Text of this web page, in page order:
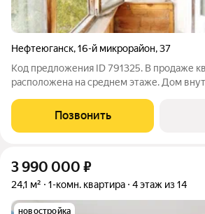
Нефтеюганск,16-й микрорайон,37
Код предложения ID 791325. В продаже
расположена на среднем этаже. Дом
шаговой доступности детская
стоматология, центральное отделение
Позвонить
3 990 000 ₽
24,1 м² 1-комн. квартира 4 этаж из 14
новостройка